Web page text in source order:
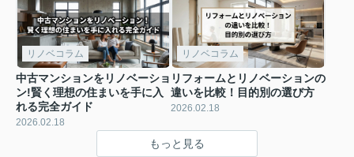
リノベコラム
中古マンションをリノベーショ
ン!賢く理想の住まいを手に入
れる完全ガイド
2026.02.18
リノベコラム
リフォームとリノベーションの
違いを比較！目的別の選び方
2026.02.18
もっと見る